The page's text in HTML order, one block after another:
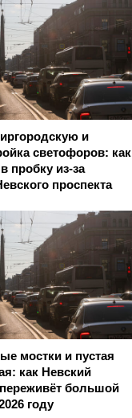
и
светофоров: как
пробку из-за
проспекта
мостки и пустая
как Невский
большой
году